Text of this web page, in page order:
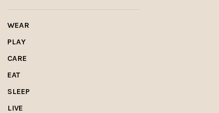
WEAR
PLAY
CARE
EAT
SLEEP
LIVE